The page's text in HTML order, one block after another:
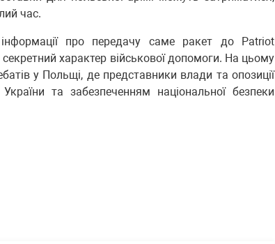
час.
про передачу саме ракет до Patriot
характер військової допомоги. На цьому
у Польщі, де представники влади та опозиції
та забезпеченням національної безпеки